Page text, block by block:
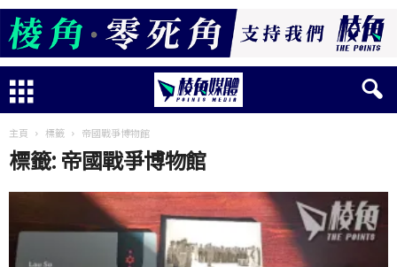
主頁 標籤 帝國戰爭博物館
標籤: 帝國戰爭博物館